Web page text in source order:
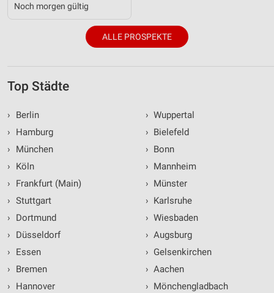
Noch morgen gültig
ALLE PROSPEKTE
Top Städte
›
Berlin
›
Hamburg
›
München
›
Köln
›
Frankfurt (Main)
› Stuttgart
›
Dortmund
›
Düsseldorf
›
Essen
›
Bremen
›
Hannover
› Wuppertal
› Bielefeld
› Bonn
› Mannheim
› Münster
› Karlsruhe
› Wiesbaden
› Augsburg
› Gelsenkirchen
› Aachen
› Mönchengladbach